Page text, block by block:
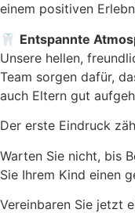
einem positiven
🦷 Entspannte
Unsere hellen,
Team sorgen dafür,
auch Eltern gut
Der erste Eindruck
Warten Sie nicht, bis
Sie Ihrem Kind einen
Vereinbaren Sie jetzt